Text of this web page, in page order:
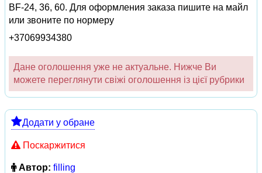
BF-24, 36, 60. Для оформления заказа пишите на майл
или звоните по нормеру
+37069934380
Дане оголошення уже не актуальне. Нижче Ви
можете переглянути свіжі оголошення із цієї рубрики
Додати у обране
Поскаржитися
Автор: filling